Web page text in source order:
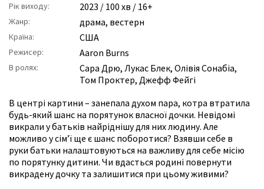
Рік виходу: 2023 / 100 хв / 16+
Жанр: драма, вестерн
Країна: США
Режисер: Aaron Burns
В ролях: Сара Дрю, Лукас Блек, Олівія Сонабіа,
Том Проктер, Джефф Фейгі
В центрі картини – занепала духом пара, котра втратила
будь-який шанс на порятунок власної дочки. Невідомі
викрали у батьків найріднішу для них людину. Але
можливо у сім’ї ще є шанс поборотися? Взявши себе в
руки батьки налаштовуються на важливу для себе місію
по порятунку дитини. Чи вдасться родині повернути
викрадену дочку та залишитися при цьому живими?